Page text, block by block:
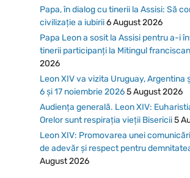
Papa, în dialog cu tinerii la Assisi: Să
civilizație a iubirii6 August 2026
Papa Leon a sosit la Assisi pentru a-i
tinerii participanți la Mitingul franciscan
2026
Leon XIV va vizita Uruguay, Argentina
6 și 17 noiembrie 20265 August 2026
Audiența generală. Leon XIV:
Orelor sunt respirația vieții Bisericii5
Leon XIV: Promovarea unei
de adevăr și respect pentru
August 2026